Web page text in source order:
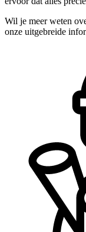
Wil je meer weten
onze uitgebreide